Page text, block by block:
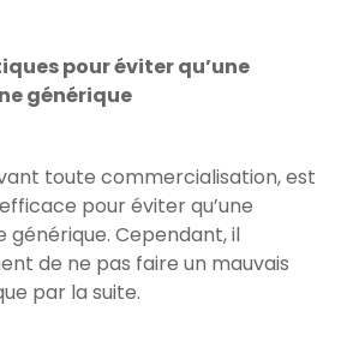
pour éviter qu’une
générique
toute commercialisation, est
pour éviter qu’une
générique. Cependant, il
de ne pas faire un mauvais
par la suite.